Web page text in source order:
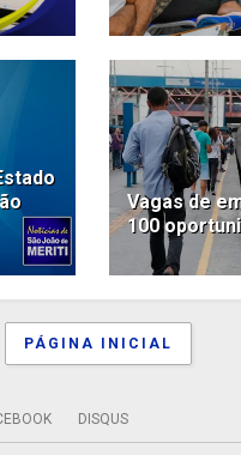
Vagas de
100
PÁGINA INICIAL
DISQUS